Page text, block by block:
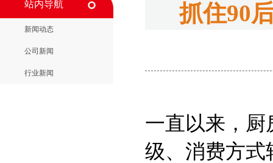
站内导航
新闻动态
公司新闻
行业新闻
抓住90
一直以来，厨
级、消费方式